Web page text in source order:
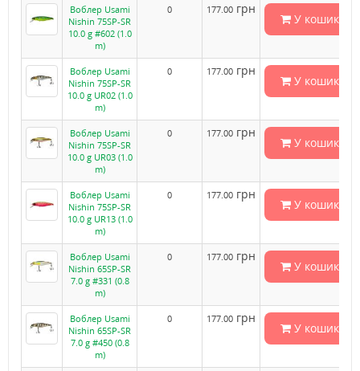
Воблер Usami
Nishin 75SP-SR
10.0 g #602 (1.0
m)
0 177.00 грн
У кошик
Воблер Usami
Nishin 75SP-SR
10.0 g UR02 (1.0
m)
0 177.00 грн
У кошик
Воблер Usami
Nishin 75SP-SR
10.0 g UR03 (1.0
m)
0 177.00 грн
У кошик
Воблер Usami
Nishin 75SP-SR
10.0 g UR13 (1.0
m)
0 177.00 грн
У кошик
Воблер Usami
Nishin 65SP-SR
7.0 g #331 (0.8
m)
0 177.00 грн
У кошик
Воблер Usami
Nishin 65SP-SR
7.0 g #450 (0.8
m)
0 177.00 грн
У кошик